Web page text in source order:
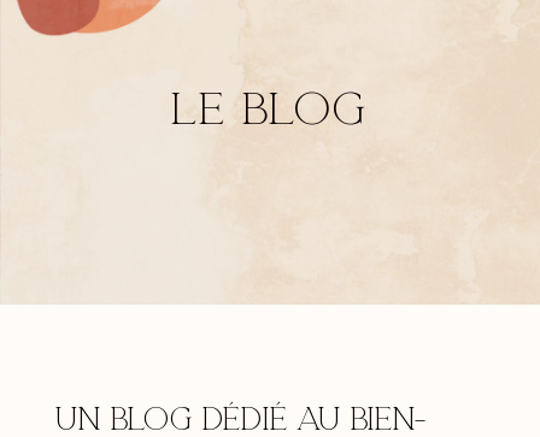
Le blog
Un blog dédié au bien-